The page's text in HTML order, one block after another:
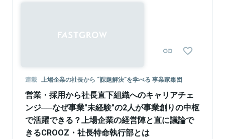
連載 上場企業の社長から “課題解決”を学べる 事業家集団
営業・採用から社長直下組織へのキャリアチェ
ンジ──なぜ事業"未経験"の2人が事業創りの中枢
で活躍できる？上場企業の経営陣と直に議論で
きるCROOZ・社長特命執行部とは